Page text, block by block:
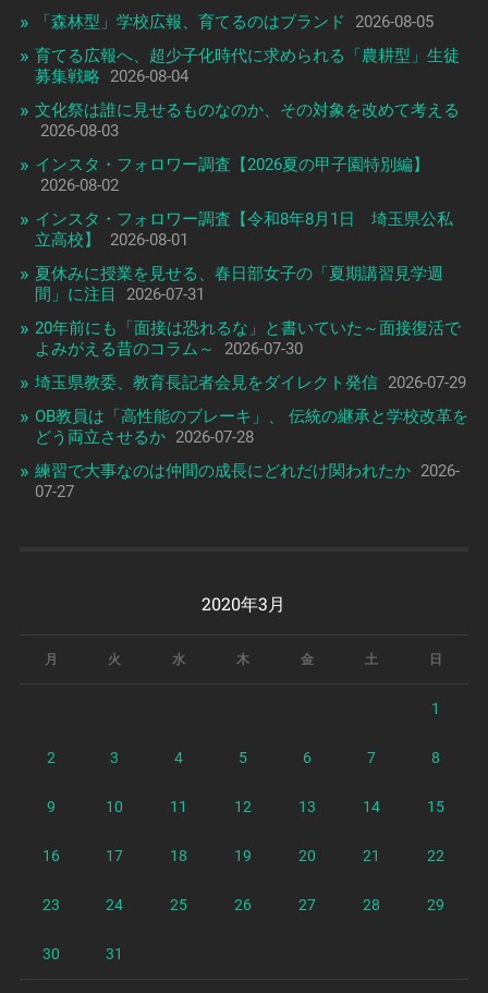
「森林型」学校広報、育てるのはブランド
2026-08-05
育てる広報へ、超少子化時代に求められる「農耕型」生徒
募集戦略
2026-08-04
文化祭は誰に見せるものなのか、その対象を改めて考える
2026-08-03
インスタ・フォロワー調査【2026夏の甲子園特別編】
2026-08-02
インスタ・フォロワー調査【令和8年8月1日 埼玉県公私
立高校】
2026-08-01
夏休みに授業を見せる、春日部女子の「夏期講習見学週
間」に注目
2026-07-31
20年前にも「面接は恐れるな」と書いていた～面接復活で
よみがえる昔のコラム～
2026-07-30
埼玉県教委、教育長記者会見をダイレクト発信 2026-07-29
OB教員は「高性能のブレーキ」、 伝統の継承と学校改革を
どう両立させるか 2026-07-28
練習で大事なのは仲間の成長にどれだけ関われたか 2026-
07-27
2020年3月
月 火 水 木 金 土 日
1
2 3 4 5 6 7 8
9 10 11 12 13 14 15
16 17 18 19 20 21 22
23 24 25 26 27 28 29
30 31